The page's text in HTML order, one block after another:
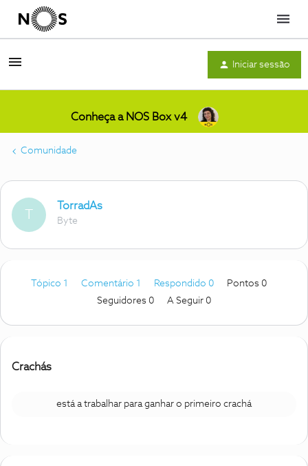
Menu
Iniciar sessão
Conheça a NOS Box v4
Comunidade
TorradAs
Byte
Tópico 1 Comentário 1 Respondido 0
Pontos 0
Seguidores 0 A Seguir 0
Crachás
está a trabalhar para ganhar o primeiro crachá